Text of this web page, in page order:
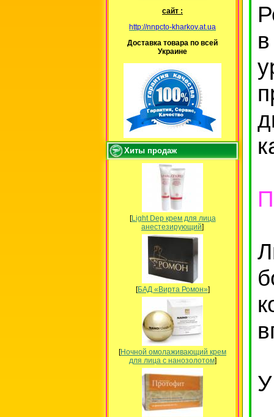
сайт :
http://nnpcto-kharkov.at.ua
Доставка товара по всей
Украине
Хиты продаж
[Light Dep крем для лица
анестезирующий]
[БАД «Вирта Ромон»]
[Ночной омолаживающий крем
для лица с нанозолотом]